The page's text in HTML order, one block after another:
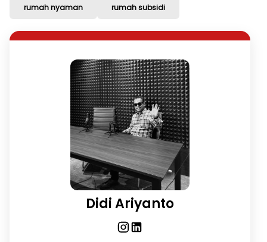
rumah nyaman rumah subsidi
Didi Ariyanto